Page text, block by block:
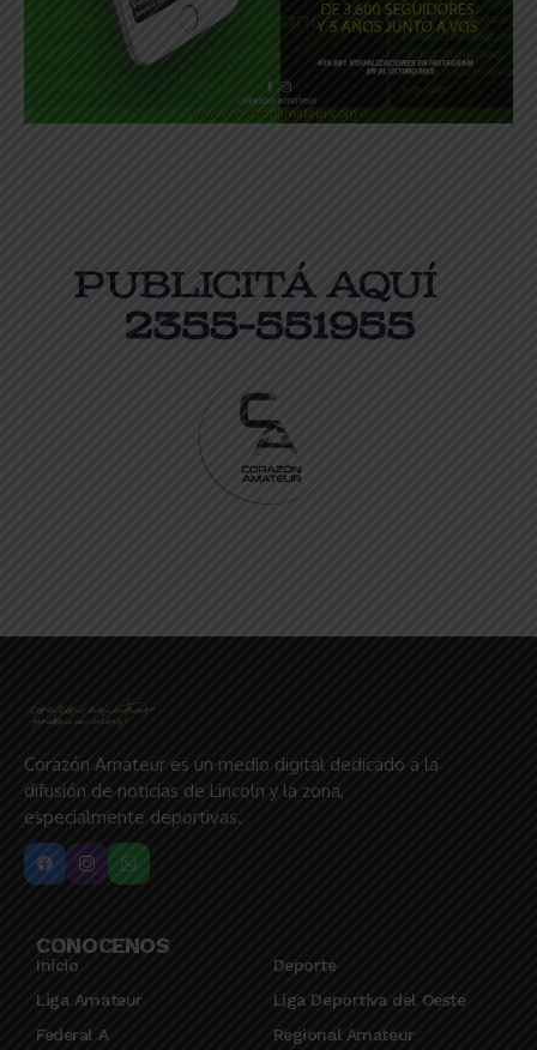
Corazón Amateur es un medio digital dedicado a la
difusión de noticias de Lincoln y la zona,
especialmente deportivas.
CONOCENOS
Inicio
Deporte
Liga Amateur
Liga Deportiva del Oeste
Federal A
Regional Amateur